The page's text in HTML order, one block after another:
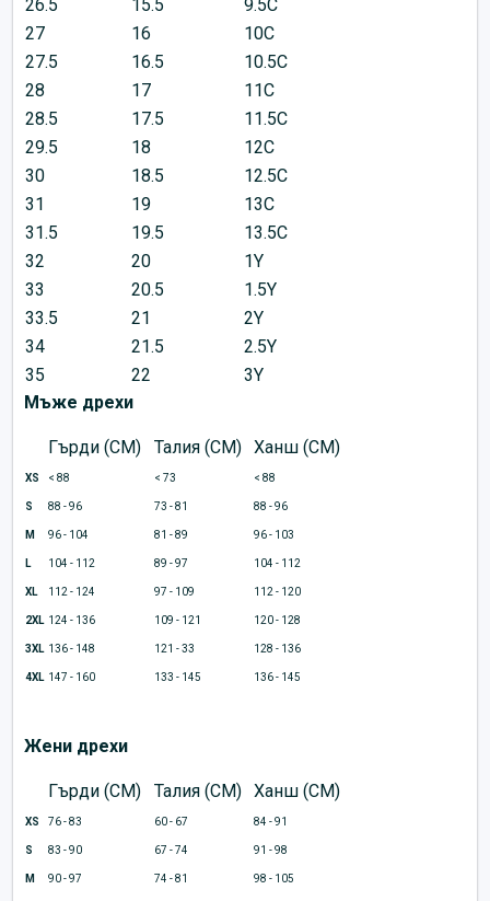
26.5 15.5
9.5C
27
16
10C
27.5
16.5
10.5C
28
17
11C
28.5
17.5
11.5C
29.5
18
12C
30
18.5
12.5C
31
19
13C
31.5
19.5
13.5C
32
20
1Y
33
20.5
1.5Y
33.5
21
2Y
34
21.5
2.5Y
35
22
3Y
Мъже дрехи
Гърди (CM) Талия (CM) Ханш (CM)
XS < 88 < 73 < 88
S 88 - 96 73 - 81 88 - 96
M 96 - 104 81 - 89 96 - 103
L 104 - 112 89 - 97 104 - 112
XL 112 - 124 97 - 109 112 - 120
2XL 124 - 136 109 - 121 120 - 128
3XL 136 - 148 121 - 33 128 - 136
4XL 147 - 160 133 - 145 136 - 145
Жени дрехи
Гърди (CM) Талия (CM) Ханш (CM)
XS 76 - 83 60 - 67 84 - 91
S 83 - 90 67 - 74 91 - 98
M 90 - 97 74 - 81 98 - 105